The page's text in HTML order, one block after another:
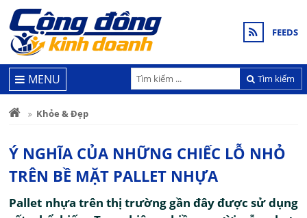
FEEDS
Tìm kiếm
MENU
Khỏe & Đẹp
Ý NGHĨA CỦA NHỮNG CHIẾC LỖ NHỎ
TRÊN BỀ MẶT PALLET NHỰA
Pallet nhựa trên thị trường gần đây được sử dụng